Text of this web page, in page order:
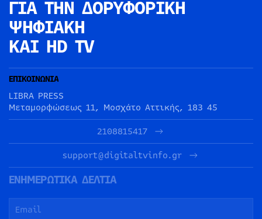
ΓΙΑ ΤΗΝ ΔΟΡΥΦΟΡΙΚΗ
ΨΗΦΙΑΚΗ
ΚΑΙ HD TV
ΕΠΙΚΟΙΝΩΝΙΑ
LIBRA PRESS
Μεταμορφώσεως 11, Μοσχάτο Αττικής, 183 45
2108815417
support@digitaltvinfo.gr
ΕΝΗΜΕΡΩΤΙΚΑ ΔΕΛΤΙΑ